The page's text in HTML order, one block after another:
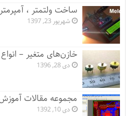
ساخت ولتمتر ،
شهریور 23, 1397
خازن‌های متغیر –
دی 28, 1396
مجموعه مقالات آموزش
دی 10, 1392